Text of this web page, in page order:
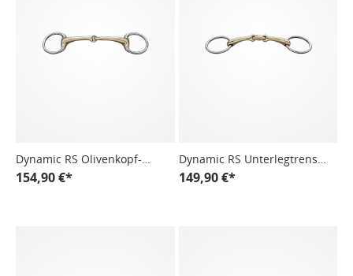
Dynamic RS Olivenkopf-
Unterlegtrense, einfach
154,90 €*
Dynamic RS Unterlegtrense,
doppelt gebrochen
149,90 €*